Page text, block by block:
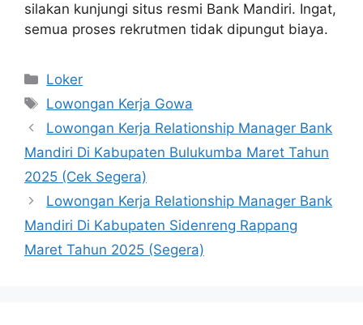
silakan kunjungi situs resmi Bank Mandiri. Ingat,
semua proses rekrutmen tidak dipungut biaya.
Kategori
Loker
Tag
Lowongan Kerja Gowa
Lowongan Kerja Relationship Manager Bank
Mandiri Di Kabupaten Bulukumba Maret Tahun
2025 (Cek Segera)
Lowongan Kerja Relationship Manager Bank
Mandiri Di Kabupaten Sidenreng Rappang
Maret Tahun 2025 (Segera)